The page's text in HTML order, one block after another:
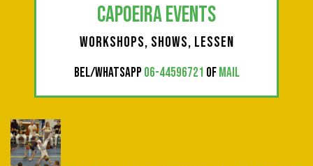
CAPOEIRA EVENTS
WORKSHOPS, SHOWS, LESSEN
BEL/WHATSAPP06-44596721 OF MAIL